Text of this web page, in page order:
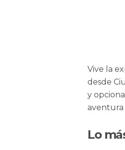
Vive la
desde
y
aventura
Lo